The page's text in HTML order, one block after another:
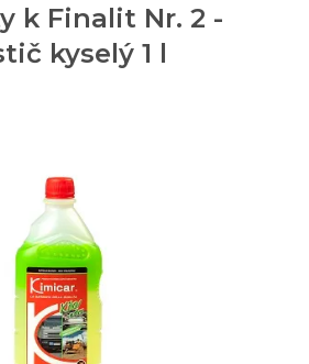
k Finalit Nr. 2 -
kyselý 1 l